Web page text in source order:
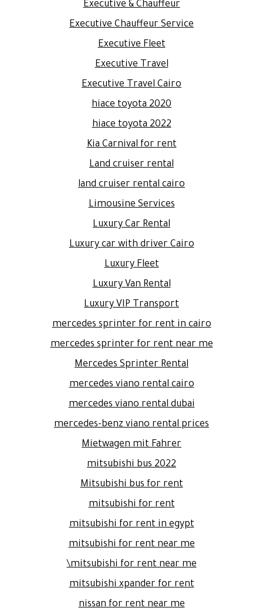
Executive & Chauffeur
Executive Chauffeur Service
Executive Fleet
Executive Travel
Executive Travel Cairo
hiace toyota 2020
hiace toyota 2022
Kia Carnival for rent
Land cruiser rental
land cruiser rental cairo
Limousine Services
Luxury Car Rental
Luxury car with driver Cairo
Luxury Fleet
Luxury Van Rental
Luxury VIP Transport
mercedes sprinter for rent in cairo
mercedes sprinter for rent near me
Mercedes Sprinter Rental
mercedes viano rental cairo
mercedes viano rental dubai
mercedes-benz viano rental prices
Mietwagen mit Fahrer
mitsubishi bus 2022
Mitsubishi bus for rent
mitsubishi for rent
mitsubishi for rent in egypt
mitsubishi for rent near me
mitsubishi for rent near me\
mitsubishi xpander for rent
nissan for rent near me